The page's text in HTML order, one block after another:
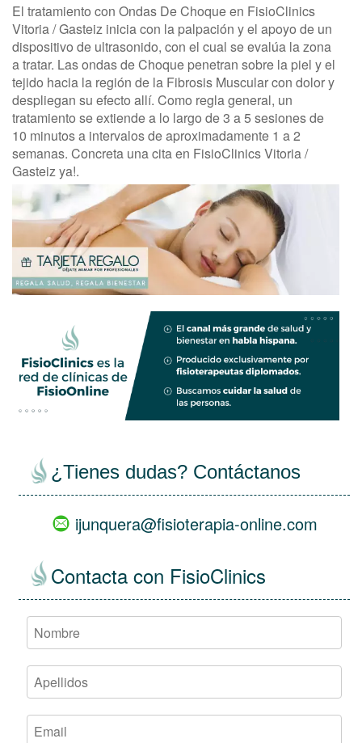
El tratamiento con Ondas De Choque en FisioClinics
Vitoria / Gasteiz inicia con la palpación y el apoyo de un
dispositivo de ultrasonido, con el cual se evalúa la zona
a tratar. Las ondas de Choque penetran sobre la piel y el
tejido hacia la región de la Fibrosis Muscular con dolor y
despliegan su efecto allí. Como regla general, un
tratamiento se extiende a lo largo de 3 a 5 sesiones de
10 minutos a intervalos de aproximadamente 1 a 2
semanas. Concreta una cita en FisioClinics Vitoria /
Gasteiz ya!.
¿Tienes dudas? Contáctanos
ijunquera@fisioterapia-online.com
Contacta con FisioClinics